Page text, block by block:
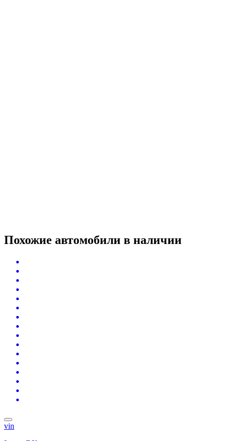
Похожие автомобили в наличии
vin